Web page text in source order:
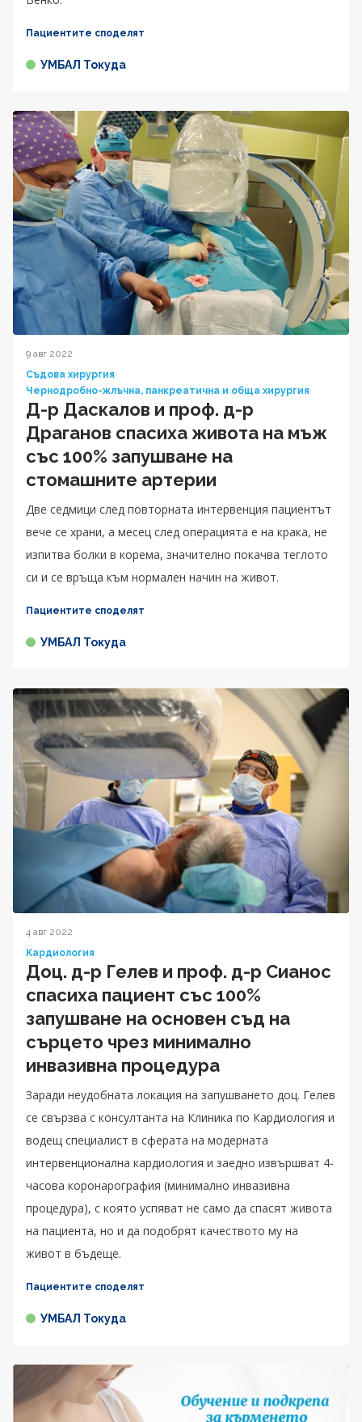
Пациентите споделят
УМБАЛ Токуда
9 авг 2022
Съдова хирургия
Чернодробно-жлъчна, панкреатична и обща хирургия
Д-р Даскалов и проф. д-р
Драганов спасиха живота на мъж
със 100% запушване на
стомашните артерии
Две седмици след повторната интервенция пациентът
вече се храни, а месец след операцията е на крака, не
изпитва болки в корема, значително покачва теглото
си и се връща към нормален начин на живот.
Пациентите споделят
УМБАЛ Токуда
4 авг 2022
Кардиология
Доц. д-р Гелев и проф. д-р Сианос
спасиха пациент със 100%
запушване на основен съд на
сърцето чрез минимално
инвазивна процедура
Заради неудобната локация на запушването доц. Гелев
се свързва с консултанта на Клиника по Кардиология и
водещ специалист в сферата на модерната
интервенционална кардиология и заедно извършват 4-
часова коронарография (минимално инвазивна
процедура), с която успяват не само да спасят живота
на пациента, но и да подобрят качеството му на
живот в бъдеще.
Пациентите споделят
УМБАЛ Токуда